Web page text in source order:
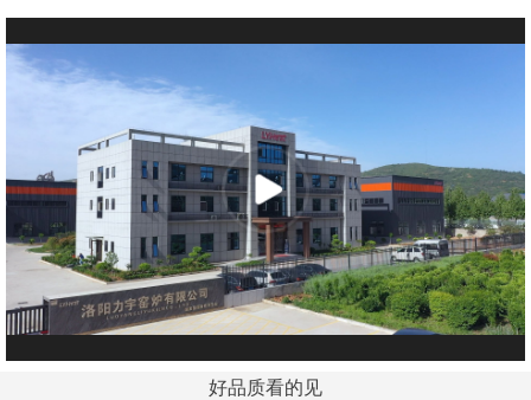
验电炉、钟罩炉、退火炉、烧结炉、热震炉、高真空炉、重烧炉、牙
科烤瓷炉、真空CVD管式炉、高温节能电炉、气氛炉、井式电炉、
熔炼炉、推板窑炉、辊道窑炉、烘箱、真空干燥箱、工业烘箱、发热
元件、高温窑具等。 历经二十余年市场积累，公司产品质量稳
定、性能可靠，应用场景覆盖高校、科研院所、工矿企业等领域，服
务于粉末、冶金、电子、煤炭、医药、陶瓷、玻璃、铝业、汽车、特
种新材料、耐火材料、新能源、航天航空、化工、金属烧结及金属热
处理等行业，产品覆盖国内多省市，并出口至海外多个国家和地
区。 近年来，公司通过理念更新、体制机制优化与科技创新，于
稳步增长，国内市场份额稳步提升，并获得质量诚信AAA 级企业荣
好品质看的见